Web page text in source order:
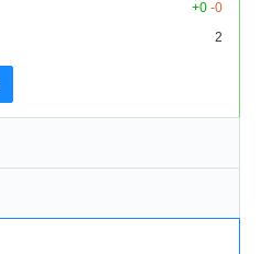
+0 -0
2